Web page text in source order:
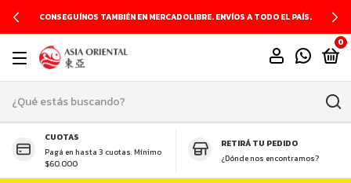
PRODUCTOS GLUTEN FREE
0
CUOTAS
Pagá en hasta 3 cuotas. Mínimo
$60.000
RETIRÁ TU PEDIDO
¿Dónde nos encontramos?